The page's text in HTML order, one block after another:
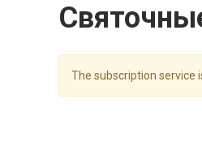
The subscription service